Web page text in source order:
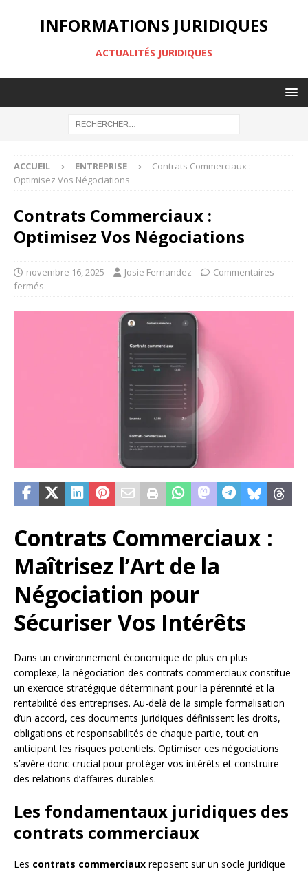
INFORMATIONS JURIDIQUES
ACTUALITÉS JURIDIQUES
ACCUEIL ENTREPRISE
Contrats Commerciaux :
Optimisez Vos Négociations
Contrats Commerciaux :
Optimisez Vos Négociations
novembre 16, 2025 Josie Fernandez
Commentaires
fermés
Contrats Commerciaux :
Maîtrisez l’Art de la
Négociation pour
Sécuriser Vos Intérêts
Dans un environnement économique de plus en plus
complexe, la négociation des contrats commerciaux constitue
un exercice stratégique déterminant pour la pérennité et la
rentabilité des entreprises. Au-delà de la simple formalisation
d’un accord, ces documents juridiques définissent les droits,
obligations et responsabilités de chaque partie, tout en
anticipant les risques potentiels. Optimiser ces négociations
s’avère donc crucial pour protéger vos intérêts et construire
des relations d’affaires durables.
Les fondamentaux juridiques des
contrats commerciaux
Les contrats commerciaux reposent sur un socle juridique